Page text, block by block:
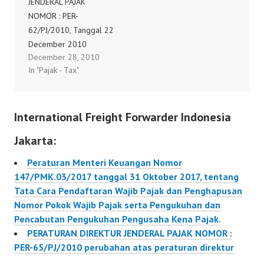
NOMOR : PER-
62/PJ/2010, Tanggal 22
December 2010
tentang perubahan
kedua atas peraturan
tentang tata cara
pokok wajib pajak
dan/atau pengukuhan
pengusaha kena pajak,
perubahan data dan
pemindahan wajib pajak
dan/atau pengusaha
kena pajak
December 28, 2010
In "Pajak - Tax"
International Freight Forwarder Indonesia
Jakarta:
Peraturan Menteri Keuangan Nomor
147/PMK.03/2017 tanggal 31 Oktober 2017, tentang
Tata Cara Pendaftaran Wajib Pajak dan Penghapusan
Nomor Pokok Wajib Pajak serta Pengukuhan dan
Pencabutan Pengukuhan Pengusaha Kena Pajak.
PERATURAN DIREKTUR JENDERAL PAJAK NOMOR :
PER-65/PJ/2010 perubahan atas peraturan direktur